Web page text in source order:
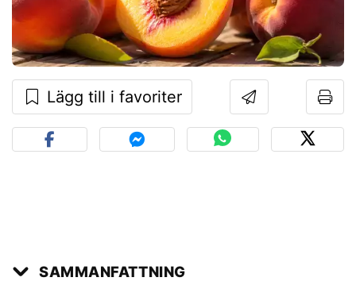
Lägg till i favoriter
SAMMANFATTNING